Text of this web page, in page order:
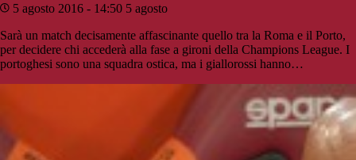
5 agosto 2016 - 14:50 5 agosto
Sarà un match decisamente affascinante quello tra la Roma e il Porto,
per decidere chi accederà alla fase a gironi della Champions League. I
portoghesi sono una squadra ostica, ma i giallorossi hanno…